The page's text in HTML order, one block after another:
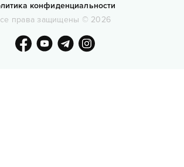
конфиденциальности
права защищены © 2026